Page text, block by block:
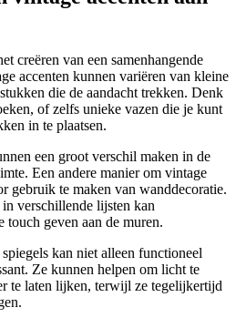
creëren van een samenhangende
accenten kunnen variëren van kleine
die de aandacht trekken. Denk
of zelfs unieke vazen die je kunt
in te plaatsen.
een groot verschil maken in de
Een andere manier om vintage
gebruik te maken van wanddecoratie.
verschillende lijsten kan
geven aan de muren.
kan niet alleen functioneel
Ze kunnen helpen om licht te
te laten lijken, terwijl ze tegelijkertijd